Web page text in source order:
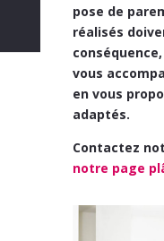
pose de
réalisés
vous
en vous
adaptés.
Contactez
notre page